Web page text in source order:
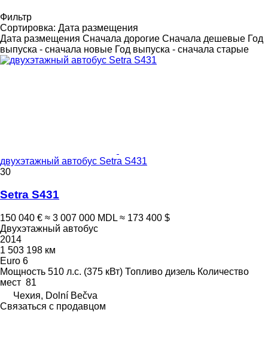
Фильтр
Сортировка: Дата размещения
Дата размещения Сначала дорогие Сначала дешевые Год
выпуска - сначала новые Год выпуска - сначала старые
двухэтажный автобус Setra S431
30
Setra S431
150 040 € ≈ 3 007 000 MDL ≈ 173 400 $
Двухэтажный автобус
2014
1 503 198 км
Euro 6
Мощность 510 л.с. (375 кВт) Топливо дизель Количество
мест 81
Чехия, Dolní Bečva
Связаться с продавцом